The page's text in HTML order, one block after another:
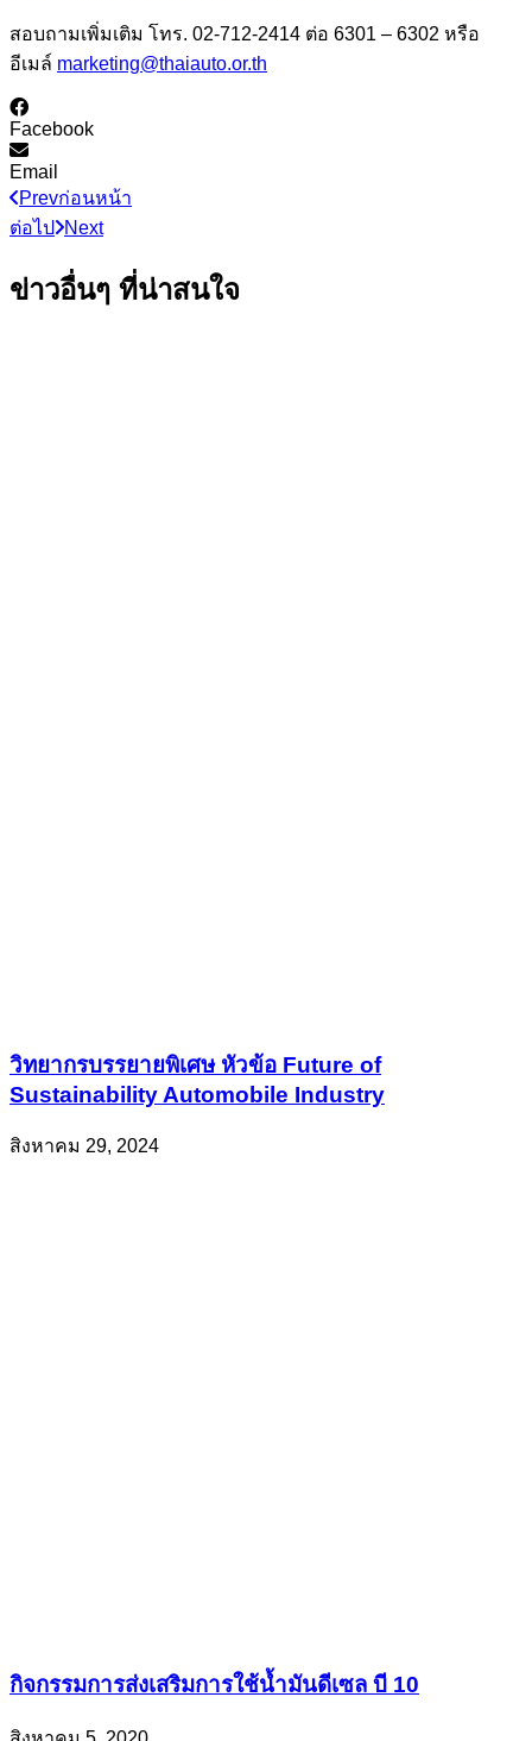
สอบถามเพิ่มเติม โทร. 02-712-2414 ต่อ 6301 – 6302 หรือ
อีเมล์ marketing@thaiauto.or.th
Facebook
Email
Prevก่อนหน้า
ต่อไป
Next
ข่าวอื่นๆ ที่น่าสนใจ
วิทยากรบรรยายพิเศษ หัวข้อ Future of
Sustainability Automobile Industry
สิงหาคม 29, 2024
กิจกรรมการส่งเสริมการใช้น้ำมันดีเซล บี 10